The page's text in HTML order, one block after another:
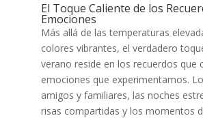
El Toque Caliente de los
Emociones
Más allá de las temperaturas
colores vibrantes, el verdadero
verano reside en los recuerdos que
emociones que experimentamos.
amigos y familiares, las noches
risas compartidas y los momentos